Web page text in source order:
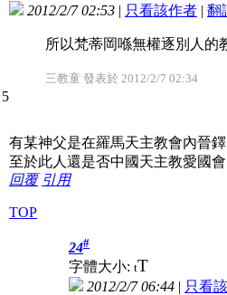
2012/2/7 02:53 | 只看該作者 | 翻
所以梵蒂岡喺無權逐別人的
三教童 發表於 2012/2/7 02:34
有某神父是在羅馬天主教會內晉
至於此人還是否中國天主教愛國
回覆 引用
TOP
24#
字體大小: tT
2012/2/7 06:44 | 只看